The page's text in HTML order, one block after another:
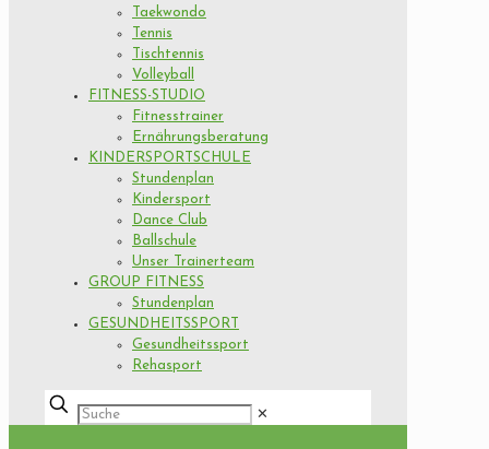
Taekwondo
Tennis
Tischtennis
Volleyball
FITNESS-STUDIO
Fitnesstrainer
Ernährungsberatung
KINDERSPORTSCHULE
Stundenplan
Kindersport
Dance Club
Ballschule
Unser Trainerteam
GROUP FITNESS
Stundenplan
GESUNDHEITSSPORT
Gesundheitssport
Rehasport
✕